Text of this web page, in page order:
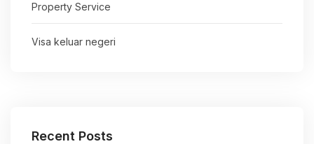
Property Service
Visa keluar negeri
Recent Posts